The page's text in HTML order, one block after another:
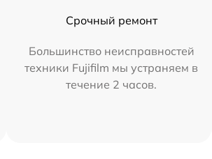
Срочный ремонт
Большинство неисправностей
техники Fujifilm мы устраняем в
течение 2 часов.